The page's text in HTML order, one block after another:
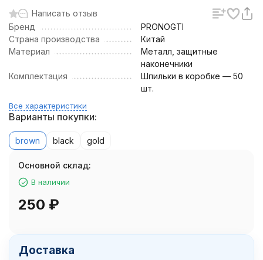
Написать отзыв
Бренд
PRONOGTI
Страна производства
Китай
Материал
Металл, защитные
наконечники
Комплектация
Шпильки в коробке — 50
шт.
Все характеристики
Варианты покупки:
brown black gold
Основной склад:
В наличии
250 ₽
Доставка